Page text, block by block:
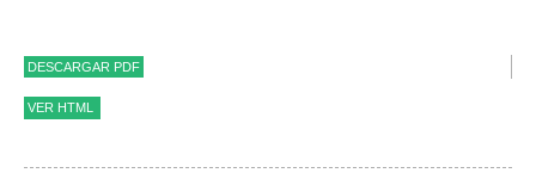
DESCARGAR PDF
VER HTML